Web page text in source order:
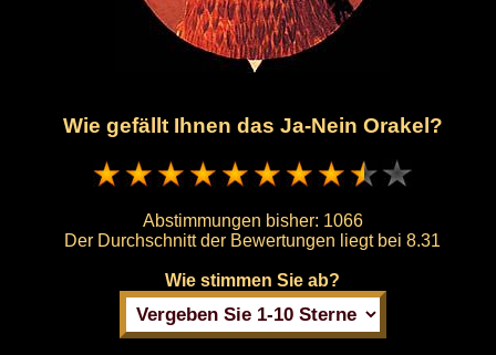
Wie gefällt Ihnen das Ja-Nein Orakel?
Abstimmungen bisher: 1066
Der Durchschnitt der Bewertungen liegt bei 8.31
Wie stimmen Sie ab?